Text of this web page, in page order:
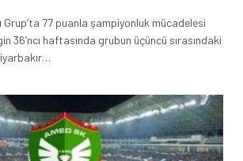
Grup’ta 77 puanla şampiyonluk mücadelesi
36’ncı haftasında grubun üçüncü sırasındaki